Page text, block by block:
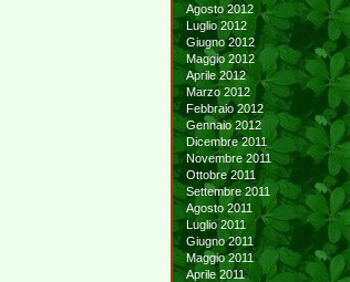
Agosto 2012
Luglio 2012
Giugno 2012
Maggio 2012
Aprile 2012
Marzo 2012
Febbraio 2012
Gennaio 2012
Dicembre 2011
Novembre 2011
Ottobre 2011
Settembre 2011
Agosto 2011
Luglio 2011
Giugno 2011
Maggio 2011
Aprile 2011